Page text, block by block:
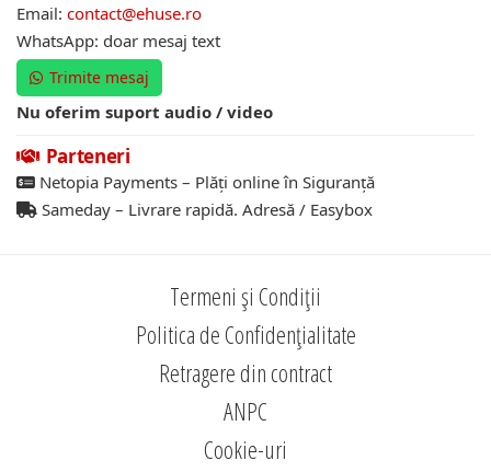
Email: contact@ehuse.ro
WhatsApp: doar mesaj text
Trimite mesaj
Nu oferim suport audio / video
Parteneri
Netopia Payments – Plăți online în Siguranță
Sameday – Livrare rapidă. Adresă / Easybox
Termeni și Condiții
Politica de Confidențialitate
Retragere din contract
ANPC
Cookie-uri